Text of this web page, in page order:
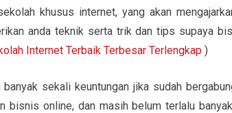
khusus internet, yang akan
anda teknik serta trik dan tips supaya
Internet Terbaik Terbesar Terlengkap )
banyak sekali keuntungan jika sudah
bisnis online, dan masih belum terlalu